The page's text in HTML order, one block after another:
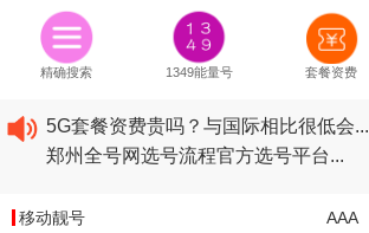
精确搜索 1349能量号 套餐资费
2020​移动最新套餐资费...
2020​联通最新套餐资费...
5G套餐资费贵吗？与国际相比很低会...
郑州全号网选号流程官方选号平台...
2020​联通最新套餐资费...
移动靓号 AAA